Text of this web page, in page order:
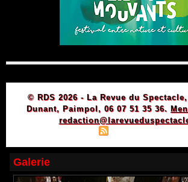
© RDS 2026 - La Revue du
Dunant, Paimpol, 06 07 51 35 36.
Galerie